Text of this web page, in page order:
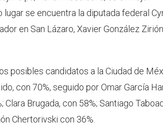
se encuentra la diputada federal
en San Lázaro, Xavier González
posibles candidatos a la Ciudad de
con 70%, seguido por Omar García
Brugada, con 58%; Santiago
Chertorivski con 36%.